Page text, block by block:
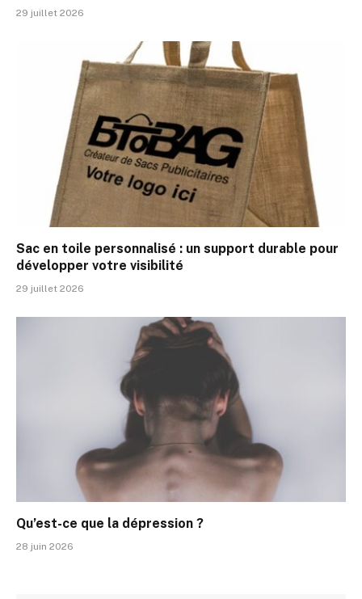
29 juillet 2026
Sac en toile personnalisé : un support durable pour
développer votre visibilité
29 juillet 2026
Qu’est-ce que la dépression ?
28 juin 2026